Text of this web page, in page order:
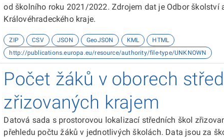
od školního roku 2021/2022. Zdrojem dat je Odbor školství
Královéhradeckého kraje.
ZIP CSV JSON GeoJSON KML
HTML
http://publications.europa.eu/resource/authority/file-type/UNKNOWN
Počet žáků v oborech
zřizovaných krajem
Datová sada s prostorovou lokalizací středních škol
přehledu počtu žáků v jednotlivých školách. Data jsou za